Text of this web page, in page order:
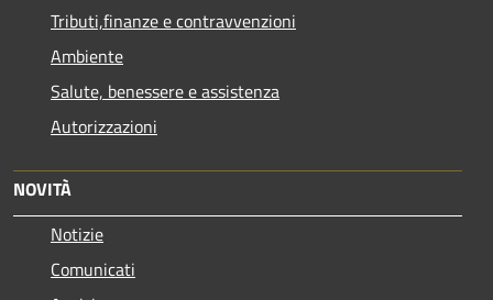
Tributi,finanze e contravvenzioni
Ambiente
Salute, benessere e assistenza
Autorizzazioni
NOVITÀ
Notizie
Comunicati